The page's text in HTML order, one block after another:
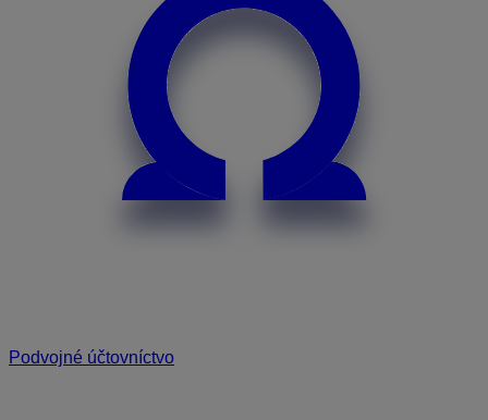
Podvojné účtovníctvo